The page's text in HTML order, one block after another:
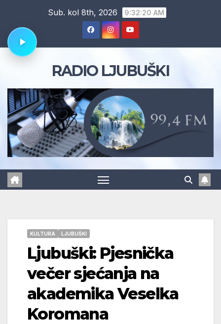
content
Sub. kol 8th, 2026 9:32:21 AM
RADIO LJUBUŠKI
KULTURA LJUBUŠKI
Ljubuški: Pjesnička
večer sjećanja na
akademika Veselka
Koromana